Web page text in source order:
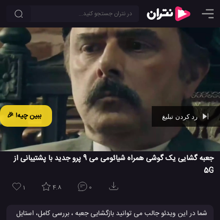
ببین چیه! 🎉 رد کردن تبلیغ
00:34
جعبه گشایی یک گوشی همراه شیائومی می 9 پرو جدید با پشتیبانی از
5G
1 4.8 0
شما در این ویدئو جالب می توانید بازگشایی جعبه ، بررسی کامل، استایل